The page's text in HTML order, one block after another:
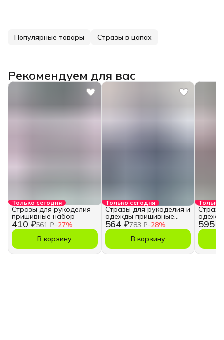
Популярные товары Стразы в цапах
Рекомендуем для вас
Только сегодня
410 ₽561 ₽−27%
Стразы для рукоделия
пришивные набор
В корзину
Только сегодня
564 ₽783 ₽−28%
Стразы для рукоделия и
одежды пришивные
набор
В корзину
Только
595 ₽
набор